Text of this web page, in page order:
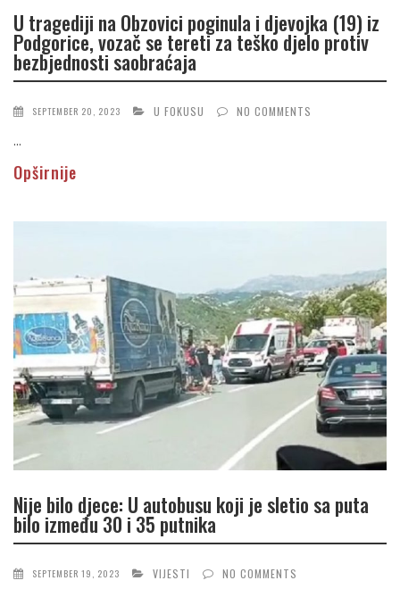
U tragediji na Obzovici poginula i djevojka (19) iz
Podgorice, vozač se tereti za teško djelo protiv
bezbjednosti saobraćaja
SEPTEMBER 20, 2023 U FOKUSU NO COMMENTS
...
Opširnije
Nije bilo djece: U autobusu koji je sletio sa puta
bilo između 30 i 35 putnika
SEPTEMBER 19, 2023 VIJESTI NO COMMENTS